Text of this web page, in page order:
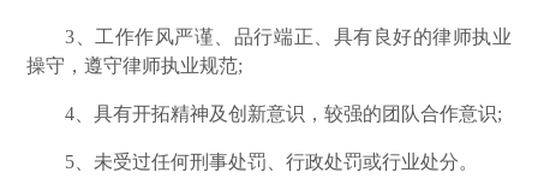
3、工作作风严谨、品行端正、具有良好的律师执业
操守，遵守律师执业规范;
4、具有开拓精神及创新意识，较强的团队合作意识;
5、未受过任何刑事处罚、行政处罚或行业处分。